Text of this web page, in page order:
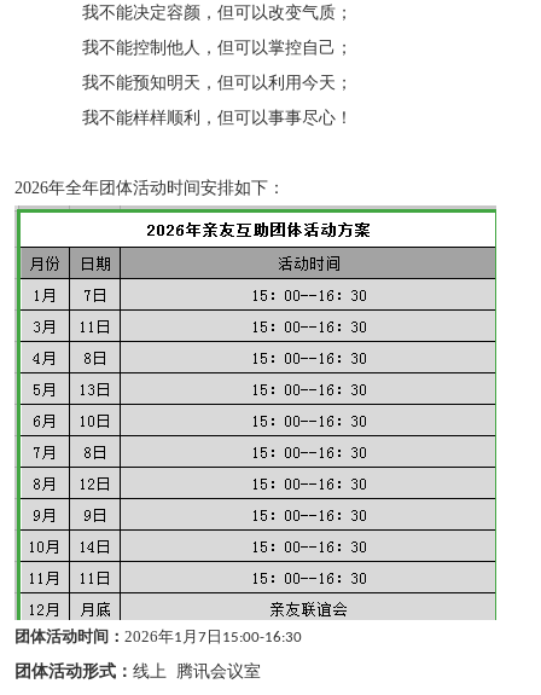
我不能决定容颜，但可以改变气质；
我不能控制他人，但可以掌控自己；
我不能预知明天，但可以利用今天；
我不能样样顺利，但可以事事尽心！
2026年全年团体活动时间安排如下：
团体活动时间： 2026年1 月 7 日 15:00-16:30
团体活动形式： 线上 腾讯会议室